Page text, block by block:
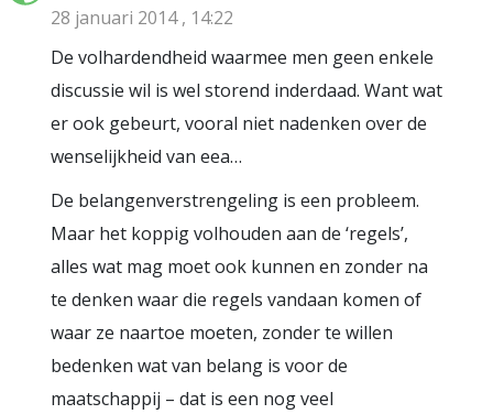
28 januari 2014 , 14:22
De volhardendheid waarmee men geen enkele
discussie wil is wel storend inderdaad. Want wat
er ook gebeurt, vooral niet nadenken over de
wenselijkheid van eea…
De belangenverstrengeling is een probleem.
Maar het koppig volhouden aan de ‘regels’,
alles wat mag moet ook kunnen en zonder na
te denken waar die regels vandaan komen of
waar ze naartoe moeten, zonder te willen
bedenken wat van belang is voor de
maatschappij – dat is een nog veel